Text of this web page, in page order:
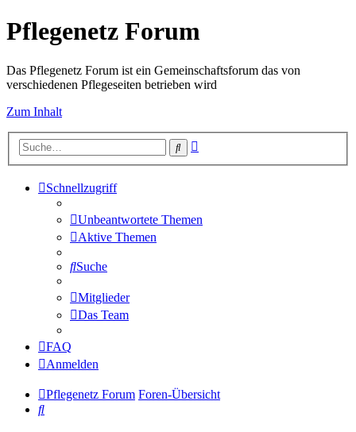
Pflegenetz Forum
Das Pflegenetz Forum ist ein Gemeinschaftsforum das von
verschiedenen Pflegeseiten betrieben wird
Zum Inhalt
Suche
Schnellzugriff
Unbeantwortete Themen
Aktive Themen
Suche
Mitglieder
Das Team
FAQ
Anmelden
Pflegenetz Forum Foren-Übersicht
Suche